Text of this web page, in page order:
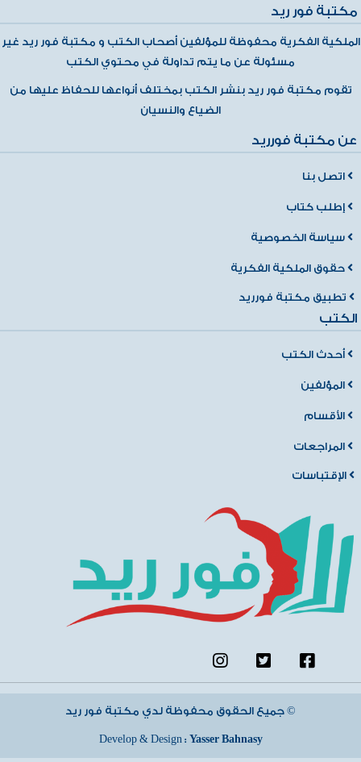
مكتبة فور ريد
الملكية الفكرية محفوظة للمؤلفين أصحاب الكتب و مكتبة فور ريد غير
مسئولة عن ما يتم تداولة في محتوي الكتب
تقوم مكتبة فور ريد بنشر الكتب بمختلف أنواعها للحفاظ عليها من
الضياع والنسيان
عن مكتبة فورريد
اتصل بنا
إطلب كتاب
سياسة الخصوصية
حقوق الملكية الفكرية
تطبيق مكتبة فورريد
الكتب
أحدث الكتب
المؤلفين
الأقسام
المراجعات
الإقتباسات
جميع الحقوق محفوظة لدي مكتبة فور ريد ©
Develop & Design : Yasser Bahnasy